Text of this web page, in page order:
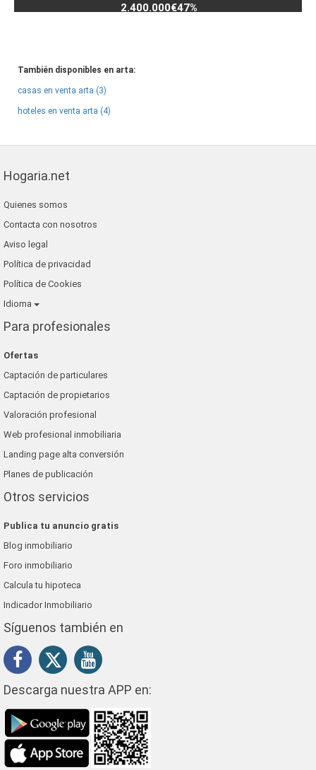
2.400.000€47%
También disponibles en arta:
casas en venta arta (3)
hoteles en venta arta (4)
Hogaria.net
Quienes somos
Contacta con nosotros
Aviso legal
Política de privacidad
Política de Cookies
Idioma
Para profesionales
Ofertas
Captación de particulares
Captación de propietarios
Valoración profesional
Web profesional inmobiliaria
Landing page alta conversión
Planes de publicación
Otros servicios
Publica tu anuncio gratis
Blog inmobiliario
Foro inmobiliario
Calcula tu hipoteca
Indicador Inmobiliario
Síguenos también en
Descarga nuestra APP en: